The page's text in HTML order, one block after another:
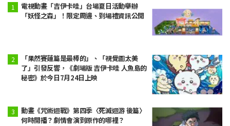
電視動畫「吉伊卡哇」台場夏日活動舉辦
「妖怪之森」！限定周邊、到場禮資訊公開
「果然賽蓮篇是最棒的」、「視覺圖太美
了」引發反響，《劇場版 吉伊卡哇 人魚島的
秘密》於今日7月24日上映
動畫《咒術迴戰》第四季〈死滅迴游 後篇〉
何時開播？劇情會演到原作的哪裡？